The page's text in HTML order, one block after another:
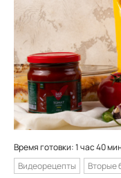
Время готовки: 1 час 40
Видеорецепты
Вторые